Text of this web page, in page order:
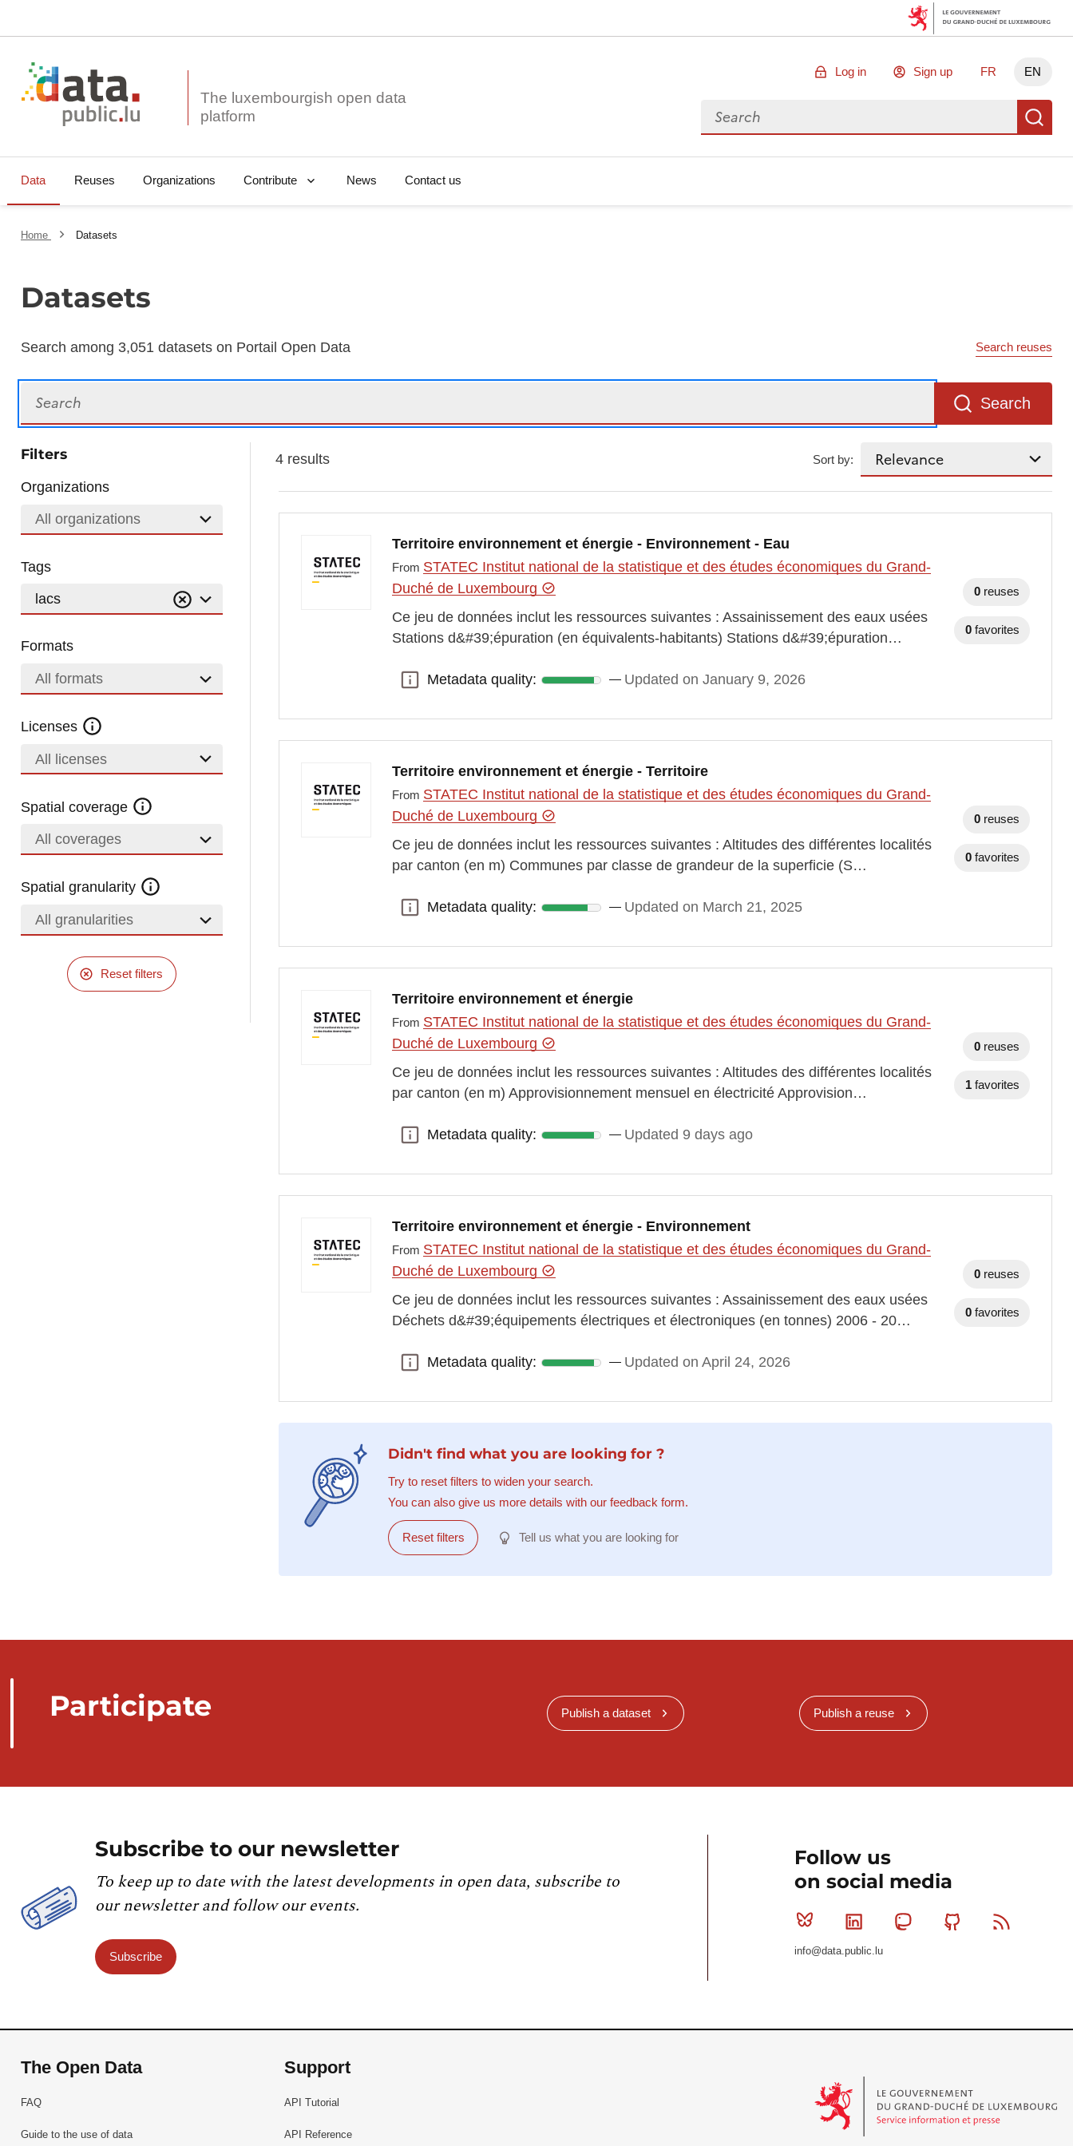
The luxembourgish open data
Log in Sign up FR EN
Search for data
Data Reuses Organizations Contribute News Contact us
Home Datasets
Datasets
Search among 3,051 datasets on Portail Open Data Search reuses
Search
Filters
Organizations
All organizations
Tags
lacs
Formats
All formats
Licenses
All licenses
Spatial coverage
All coverages
Spatial granularity
All granularities
Reset filters
4 results Sort by:
Territoire environnement et énergie - Environnement - Eau
From STATEC Institut national de la statistique et des études économiques du Grand-
Duché de Luxembourg
Ce jeu de données inclut les ressources suivantes : Assainissement des eaux usées
Stations d&#39;épuration (en équivalents-habitants) Stations d&#39;épuration…
Metadata quality:
Metadata quality: Updated on January 9, 2026
0 reuses
0 favorites
Territoire environnement et énergie - Territoire
From STATEC Institut national de la statistique et des études économiques du Grand-
Duché de Luxembourg
Ce jeu de données inclut les ressources suivantes : Altitudes des différentes localités
par canton (en m) Communes par classe de grandeur de la superficie (S…
Metadata quality:
Metadata quality: Updated on March 21, 2025
0 reuses
0 favorites
Territoire environnement et énergie
From STATEC Institut national de la statistique et des études économiques du Grand-
Duché de Luxembourg
Ce jeu de données inclut les ressources suivantes : Altitudes des différentes localités
par canton (en m) Approvisionnement mensuel en électricité Approvision…
Metadata quality:
Metadata quality: Updated 9 days ago
0 reuses
1 favorites
Territoire environnement et énergie - Environnement
From STATEC Institut national de la statistique et des études économiques du Grand-
Duché de Luxembourg
Ce jeu de données inclut les ressources suivantes : Assainissement des eaux usées
Déchets d&#39;équipements électriques et électroniques (en tonnes) 2006 - 20…
Metadata quality:
Metadata quality: Updated on April 24, 2026
0 reuses
0 favorites
Didn't find what you are looking for ?
Try to reset filters to widen your search.
You can also give us more details with our feedback form.
Reset filters Tell us what you are looking for
Participate Publish a dataset Publish a reuse
Subscribe to our newsletter
To keep up to date with the latest developments in open data, subscribe to
our newsletter and follow our events.
Subscribe
Follow us
on social media
Bluesky Linkedin MastodonGithub
info@data.public.lu
The Open Data
FAQ
Guide to the use of data
Support
API Tutorial
API Reference